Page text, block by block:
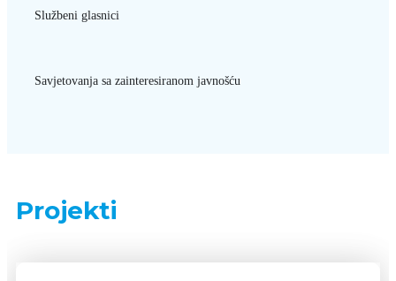
Službeni glasnici
Savjetovanja sa zainteresiranom javnošću
Projekti